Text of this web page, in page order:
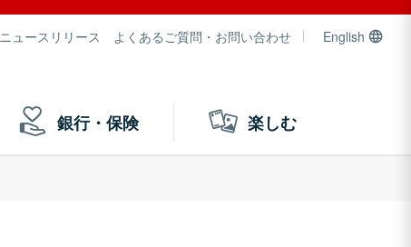
ニュースリリース よくあるご質問・お問い合わせ English
銀行・保険 楽しむ